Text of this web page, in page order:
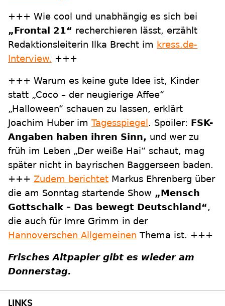
+++ Wie cool und unabhängig es sich bei
„Frontal 21“ recherchieren lässt, erzählt
Redaktionsleiterin Ilka Brecht im kress.de-
Interview. +++
+++ Warum es keine gute Idee ist, Kinder
statt „Coco – der neugierige Affee“
„Halloween“ schauen zu lassen, erklärt
Joachim Huber im Tagesspiegel . Spoiler: FSK-
Angaben haben ihren Sinn, und wer zu
früh im Leben „Der weiße Hai“ schaut, mag
später nicht in bayrischen Baggerseen baden.
+++ Zudem berichtet Markus Ehrenberg über
die am Sonntag startende Show „Mensch
Gottschalk – Das bewegt Deutschland“,
die auch für Imre Grimm in der
Hannoverschen Allgemeinen Thema ist. +++
Frisches Altpapier gibt es wieder am
Donnerstag.